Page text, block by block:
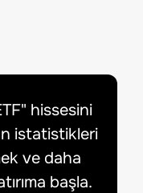
" hissesini
istatistikleri
ve daha
başla.